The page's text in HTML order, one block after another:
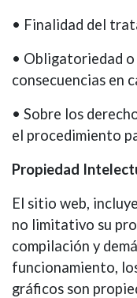
• Finalidad del
• Obligatoriedad
consecuencias en
• Sobre los
el procedimiento
Propiedad
El sitio web,
no limitativo su
compilación y
funcionamiento,
gráficos son